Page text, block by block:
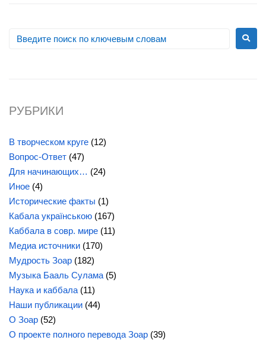
РУБРИКИ
В творческом круге (12)
Вопрос-Ответ (47)
Для начинающих… (24)
Иное (4)
Исторические факты (1)
Кабала українською (167)
Каббала в совр. мире (11)
Медиа источники (170)
Мудрость Зоар (182)
Музыка Бааль Сулама (5)
Наука и каббала (11)
Наши публикации (44)
О Зоар (52)
О проекте полного перевода Зоар (39)